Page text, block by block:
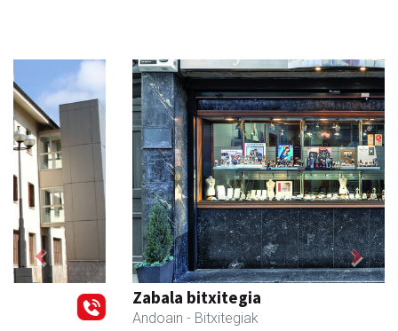
Zabala bitxitegia
- Bitxitegiak
Previous Next